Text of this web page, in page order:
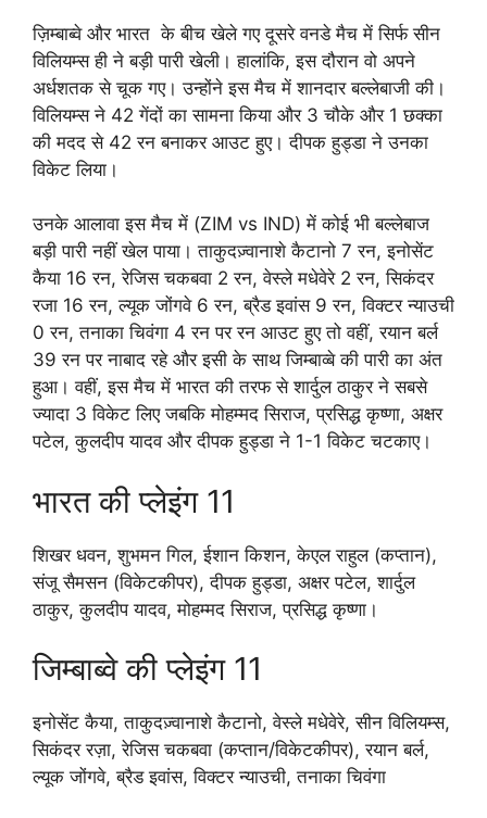
ज़िम्बाब्वे और भारत के बीच खेले गए दूसरे वनडे मैच में सिर्फ सीन
विलियम्स ही ने बड़ी पारी खेली। हालांकि, इस दौरान वो अपने
अर्धशतक से चूक गए। उन्होंने इस मैच में शानदार बल्लेबाजी की।
विलियम्स ने 42 गेंदों का सामना किया और 3 चौके और 1 छक्का
की मदद से 42 रन बनाकर आउट हुए। दीपक हुड्डा ने उनका
विकेट लिया।
उनके आलावा इस मैच में (ZIM vs IND) में कोई भी बल्लेबाज
बड़ी पारी नहीं खेल पाया। ताकुदज़्वानाशे कैटानो 7 रन, इनोसेंट
कैया 16 रन, रेजिस चकबवा 2 रन, वेस्ले मधेवेरे 2 रन, सिकंदर
रजा 16 रन, ल्यूक जोंगवे 6 रन, ब्रैड इवांस 9 रन, विक्टर न्याउची
0 रन, तनाका चिवंगा 4 रन पर रन आउट हुए तो वहीं, रयान बर्ल
39 रन पर नाबाद रहे और इसी के साथ जिम्बाव्बे की पारी का अंत
हुआ। वहीं, इस मैच में भारत की तरफ से शार्दुल ठाकुर ने सबसे
ज्यादा 3 विकेट लिए जबकि मोहम्मद सिराज, प्रसिद्ध कृष्णा, अक्षर
पटेल, कुलदीप यादव और दीपक हुड्डा ने 1-1 विकेट चटकाए।
भारत की प्लेइंग 11
शिखर धवन, शुभमन गिल, ईशान किशन, केएल राहुल (कप्तान),
संजू सैमसन (विकेटकीपर), दीपक हुड्डा, अक्षर पटेल, शार्दुल
ठाकुर, कुलदीप यादव, मोहम्मद सिराज, प्रसिद्ध कृष्णा।
जिम्बाब्वे की प्लेइंग 11
इनोसेंट कैया, ताकुदज़्वानाशे कैटानो, वेस्ले मधेवेरे, सीन विलियम्स,
सिकंदर रज़ा, रेजिस चकबवा (कप्तान/विकेटकीपर), रयान बर्ल,
ल्यूक जोंगवे, ब्रैड इवांस, विक्टर न्याउची, तनाका चिवंगा